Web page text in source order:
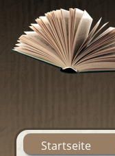
Startseite